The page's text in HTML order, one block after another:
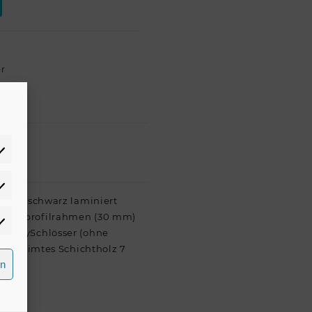
schwarz laminiert
(30 mm)
(ohne
Schichtholz 7